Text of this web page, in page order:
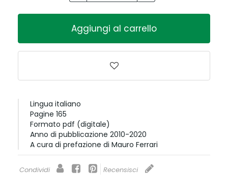
Aggiungi al carrello
Lingua italiano
Pagine 165
Formato pdf (digitale)
Anno di pubblicazione 2010-2020
A cura di prefazione di Mauro Ferrari
Condividi Recensisci